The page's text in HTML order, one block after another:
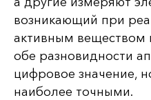
возникающий при
активным веществом
обе разновидности
цифровое значение,
наиболее точными.